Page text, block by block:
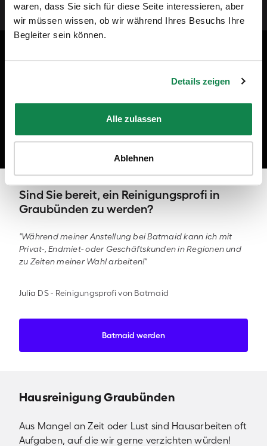
waren, dass Sie sich für diese Seite interessieren, aber
wir müssen wissen, ob wir während Ihres Besuchs Ihre
Begleiter sein können.
Details zeigen
Alle zulassen
Ablehnen
Andreas Schollin-Borg, CEO von Batmaid
Mit uns macht Reinigen Spass!
Sind Sie bereit, ein Reinigungsprofi in
Graubünden zu werden?
"Während meiner Anstellung bei Batmaid kann ich mit
Privat-, Endmiet- oder Geschäftskunden in Regionen und
zu Zeiten meiner Wahl arbeiten!"
Julia DS- Reinigungsprofi von Batmaid
Batmaid werden
Hausreinigung Graubünden
Aus Mangel an Zeit oder Lust sind Hausarbeiten oft
Aufgaben, auf die wir gerne verzichten würden!